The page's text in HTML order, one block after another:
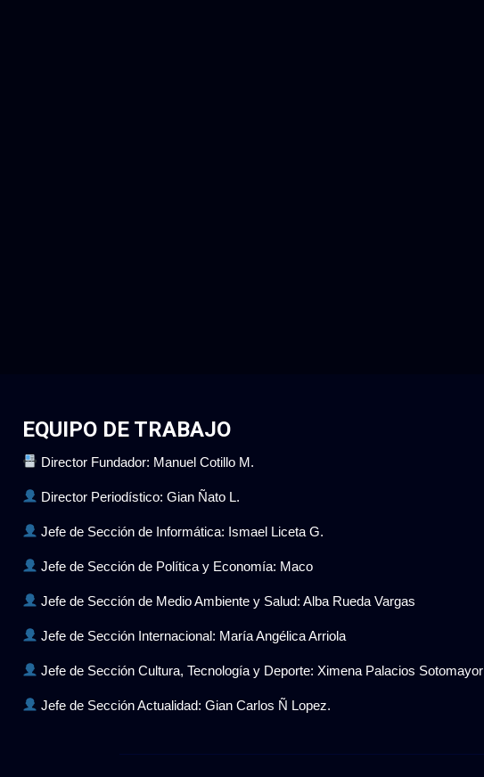
EQUIPO DE TRABAJO
Director Fundador: Manuel Cotillo M.
Director Periodístico: Gian Ñato L.
Jefe de Sección de Informática: Ismael Liceta G.
Jefe de Sección de Política y Economía: Maco
Jefe de Sección de Medio Ambiente y Salud: Alba Rueda Vargas
Jefe de Sección Internacional: María Angélica Arriola
Jefe de Sección Cultura, Tecnología y Deporte: Ximena Palacios Sotomayor
Jefe de Sección Actualidad: Gian Carlos Ñ Lopez.